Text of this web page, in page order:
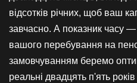
відсотків річних, щоб ваш
завчасно. А показник часу —
вашого перебування на
замовчуванням беремо
реальні двадцять п'ять